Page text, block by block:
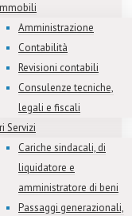
Amministrazione
Contabilità
Revisioni contabili
Consulenze tecniche,
legali e fiscali
Servizi
Cariche sindacali, di
liquidatore e
amministratore di beni
Passaggi generazionali,